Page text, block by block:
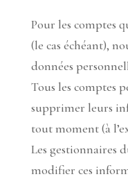
Pour les comptes
(le cas échéant),
données
Tous les comptes
supprimer leurs
tout moment (à
Les gestionnaires
modifier ces